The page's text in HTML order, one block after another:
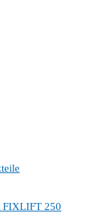
FIXLIFT 250